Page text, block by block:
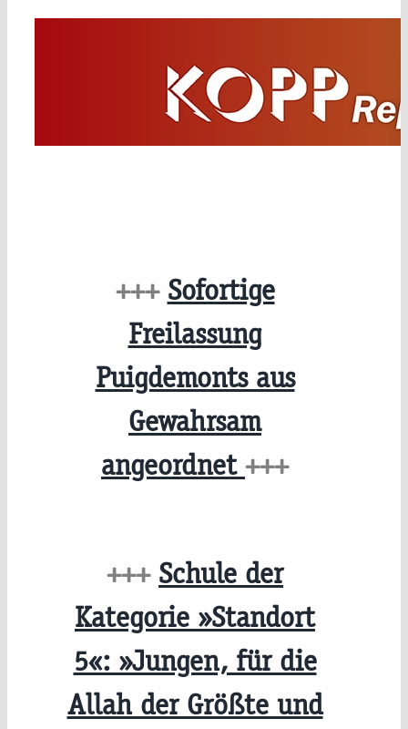
+++ Sofortige
Freilassung
Puigdemonts aus
Gewahrsam
angeordnet +++
+++ Schule der
Kategorie »Standort
5«: »Jungen, für die
Allah der Größte und